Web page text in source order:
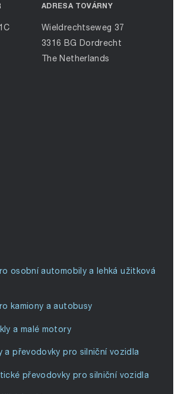
ADRESA TOVÁRNY
Wieldrechtseweg 37
3316 BG Dordrecht
The Netherlands
osobní automobily a lehká užitková
kamiony a autobusy
a malé motory
a převodovky pro silniční vozidla
převodovky pro silniční vozidla